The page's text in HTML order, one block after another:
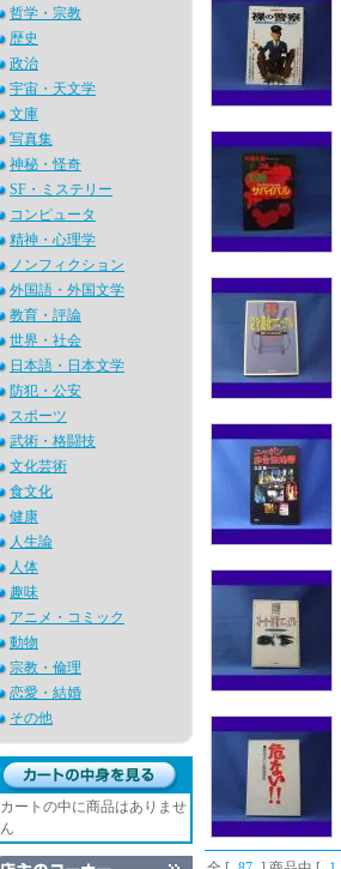
哲学・宗教
歴史
政治
宇宙・天文学
文庫
写真集
神秘・怪奇
SF・ミステリー
コンピュータ
精神・心理学
ノンフィクション
外国語・外国文学
教育・評論
世界・社会
日本語・日本文学
防犯・公安
スポーツ
武術・格闘技
文化芸術
食文化
健康
人生論
人体
趣味
アニメ・コミック
動物
宗教・倫理
恋愛・結婚
その他
カートの中に商品はありませ
ん